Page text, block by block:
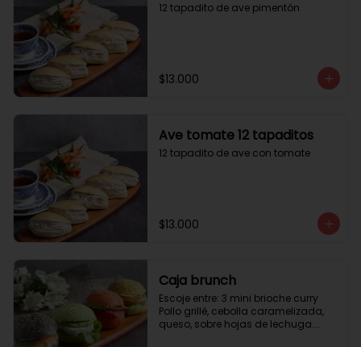
12 tapadito de ave pimentón
$13.000
Ave tomate 12 tapaditos
12 tapadito de ave con tomate
$13.000
Caja brunch
Escoje entre: 3 mini brioche curry
Pollo grillé, cebolla caramelizada,
queso, sobre hojas de lechuga.